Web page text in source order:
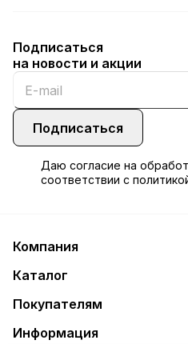
Подписаться
на новости и акции
Подписаться
Даю согласие на
соответствии с
Компания
Каталог
Покупателям
Информация